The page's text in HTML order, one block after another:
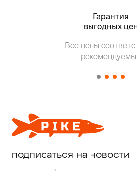
Гарантия
выгодных цен
Все цены
подписаться на новости